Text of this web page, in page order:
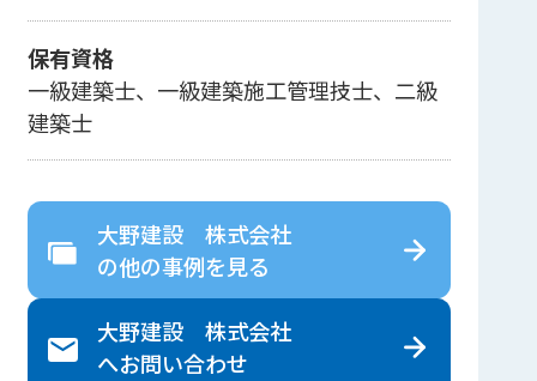
保有資格
一級建築士、一級建築施工管理技士、二級
建築士
大野建設 株式会社
の他の事例を見る
大野建設 株式会社
へお問い合わせ